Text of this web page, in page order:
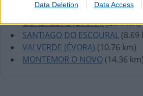
Data Deletion Data Access
BOA FÉ(3.60 km)
GUADALUPE (ÉVORA)(8.71 km)
SANTIAGO DO ESCOURAL (8.69
VALVERDE (ÉVORA) (10.76 km)
MONTEMOR O NOVO (14.36 km)